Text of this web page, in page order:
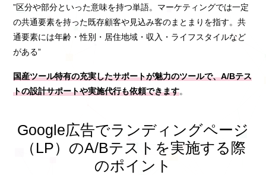
”区分や部分といった意味を持つ単語。マーケティングでは一定
の共通要素を持った既存顧客や見込み客のまとまりを指す。共
通要素には年齢・性別・居住地域・収入・ライフスタイルなど
がある”
国産ツール特有の充実したサポートが魅力のツールで、A/Bテス
トの設計サポートや実施代行も依頼できます。
Google広告でランディングページ
（LP）のA/Bテストを実施する際
のポイント